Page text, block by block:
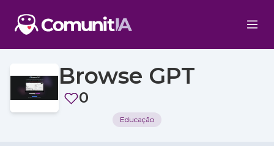
Browse GPT
0
Educação